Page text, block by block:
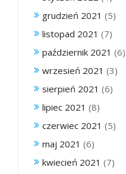
grudzień 2021 (5)
listopad 2021 (7)
październik 2021 (6)
wrzesień 2021 (3)
sierpień 2021 (6)
lipiec 2021 (8)
czerwiec 2021 (5)
maj 2021 (6)
kwiecień 2021 (7)